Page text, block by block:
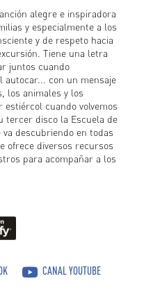
alegre e inspiradora
y especialmente a los
y de respeto hacia
Tiene una letra
juntos cuando
autocar... con un mensaje
los animales y los
estiércol cuando volvemos
tercer disco la Escuela de
descubriendo en todas
ofrece diversos recursos
para acompañar a los
CANAL YOUTUBE